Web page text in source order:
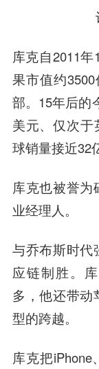
库克自2011
果市值约
部。15年后的
美元、仅次于
球销量接近32
库克也被誉为
业经理人。
与乔布斯时代
应链制胜。
多，他还带动
型的跨越。
库克把iPhone